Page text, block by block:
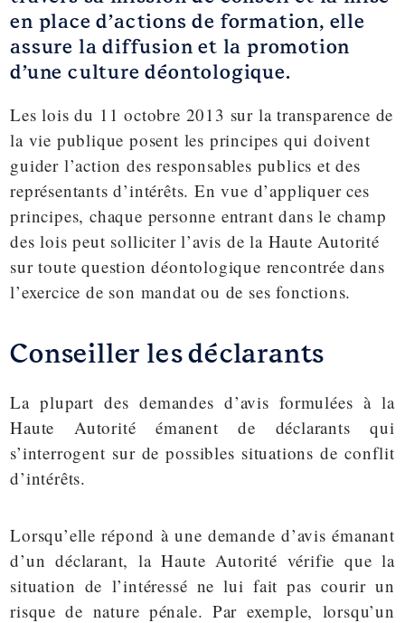
en place d’actions de formation, elle
assure la diffusion et la promotion
d’une culture déontologique.
Les lois du 11 octobre 2013 sur la transparence de
la vie publique posent les principes qui doivent
guider l’action des responsables publics et des
représentants d’intérêts. En vue d’appliquer ces
principes, chaque personne entrant dans le champ
des lois peut solliciter l’avis de la Haute Autorité
sur toute question déontologique rencontrée dans
l’exercice de son mandat ou de ses fonctions.
Conseiller les déclarants
La plupart des demandes d’avis formulées à la
Haute Autorité émanent de déclarants qui
s’interrogent sur de possibles situations de conflit
d’intérêts.
Lorsqu’elle répond à une demande d’avis émanant
d’un déclarant, la Haute Autorité vérifie que la
situation de l’intéressé ne lui fait pas courir un
risque de nature pénale. Par exemple, lorsqu’un